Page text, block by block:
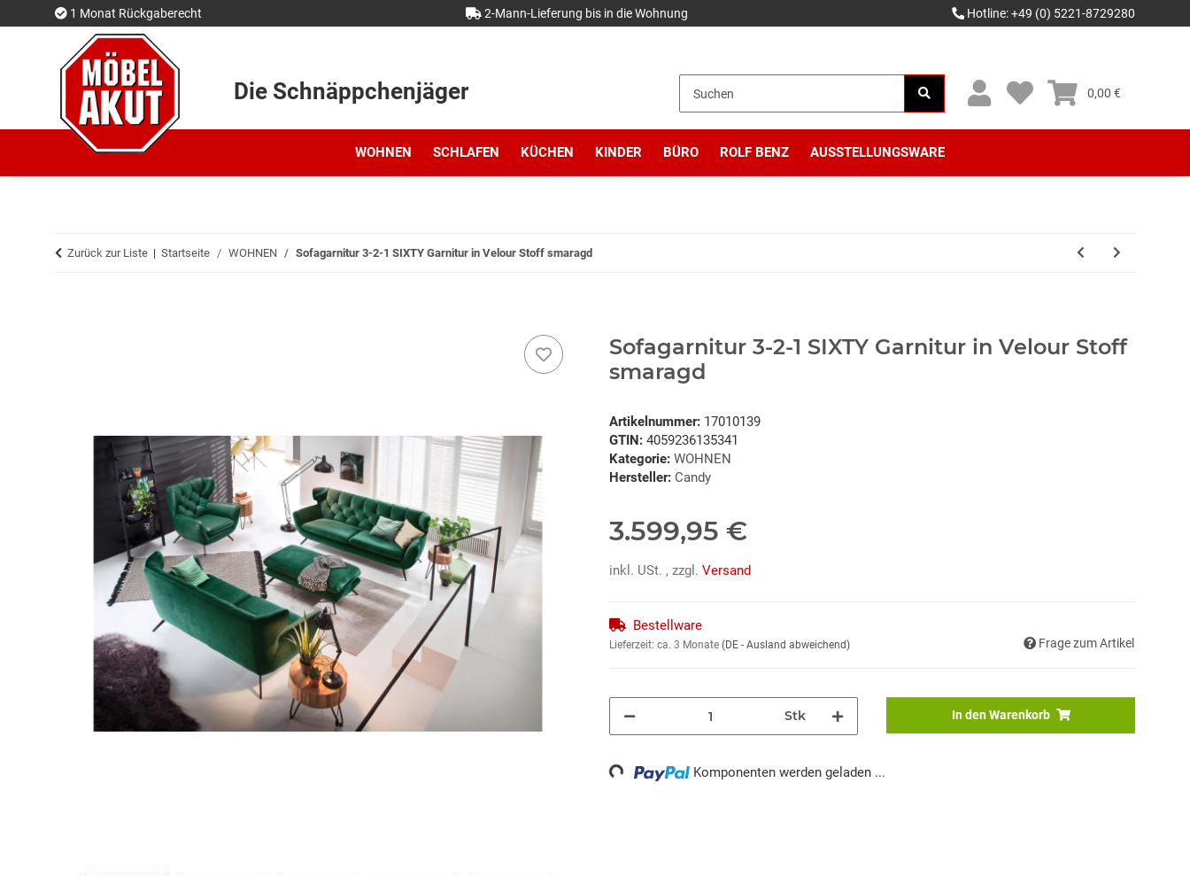
1 Monat Rückgaberecht 2-Mann-Lieferung bis in die Wohnung Hotline: +49 (0) 5221-8729280
Die Schnäppchenjäger 0,00 €
WOHNEN SCHLAFEN KÜCHEN KINDER BÜRO ROLF BENZ AUSSTELLUNGSWARE
Zurück zur Liste Startseite WOHNEN Sofagarnitur 3-2-1 SIXTY Garnitur in Velour Stoff smaragd
Sofagarnitur 3-2-1 SIXTY Garnitur in Velour Stoff
smaragd
Artikelnummer: 17010139
GTIN: 4059236135341
Kategorie: WOHNEN
Hersteller: Candy
3.599,95 €
inkl. USt. , zzgl. Versand
Bestellware
Lieferzeit: ca. 3 Monate (DE - Ausland abweichend) Frage zum Artikel
Stk In den Warenkorb
Loading... Komponenten werden geladen ...